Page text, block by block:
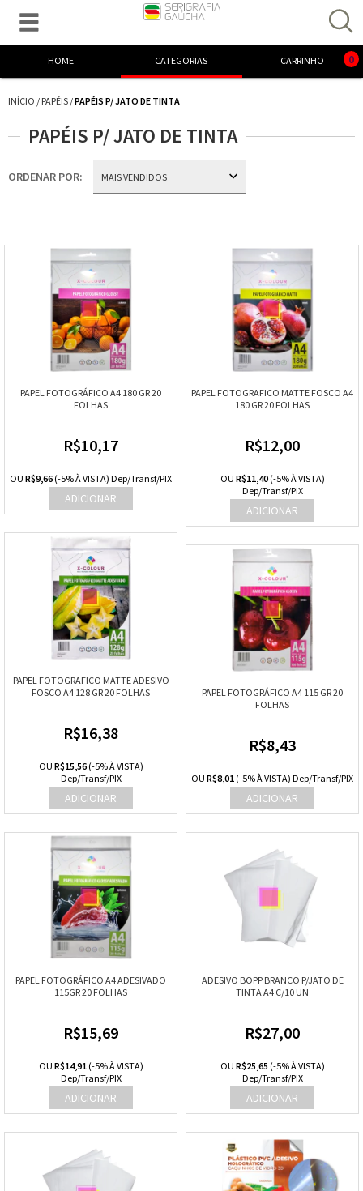
HOME CATEGORIAS CARRINHO 0
Excelente! Já adicionamos o produto ao carrinho.
INÍCIO / PAPÉIS /PAPÉIS P/ JATO DE TINTA
PAPÉIS P/ JATO DE TINTA
ORDENAR POR:
PAPEL FOTOGRÁFICO A4 180 GR 20
FOLHAS
R$10,17
OU R$9,66 (-5% À VISTA) Dep/Transf/PIX
PAPEL FOTOGRAFICO MATTE FOSCO A4
180 GR 20 FOLHAS
R$12,00
OU R$11,40(-5% À VISTA)
Dep/Transf/PIX
PAPEL FOTOGRAFICO MATTE ADESIVO
FOSCO A4 128 GR 20 FOLHAS
R$16,38
OU R$15,56(-5% À VISTA)
Dep/Transf/PIX
PAPEL FOTOGRÁFICO A4 115 GR 20
FOLHAS
R$8,43
OU R$8,01 (-5% À VISTA) Dep/Transf/PIX
PAPEL FOTOGRÁFICO A4 ADESIVADO
115GR 20 FOLHAS
R$15,69
OU R$14,91(-5% À VISTA)
Dep/Transf/PIX
ADESIVO BOPP BRANCO P/JATO DE
TINTA A4 C/10 UN
R$27,00
OU R$25,65 (-5% À VISTA)
Dep/Transf/PIX